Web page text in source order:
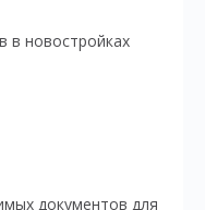
в новостройках
документов для